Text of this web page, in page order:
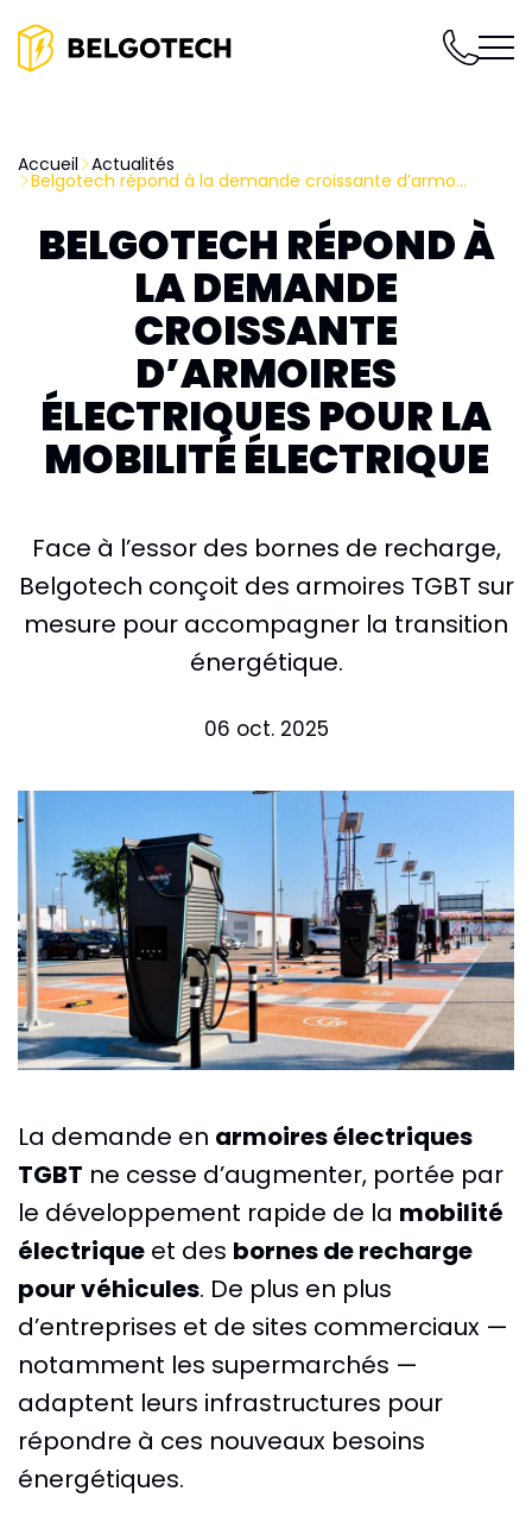
Accueil Actualités
Belgotech répond à la demande croissante d’armo...
BELGOTECH RÉPOND À
LA DEMANDE
CROISSANTE
D’ARMOIRES
ÉLECTRIQUES POUR LA
MOBILITÉ ÉLECTRIQUE
Face à l’essor des bornes de recharge,
Belgotech conçoit des armoires TGBT sur
mesure pour accompagner la transition
énergétique.
06 oct. 2025
La demande en armoires électriques
TGBT ne cesse d’augmenter, portée par
le développement rapide de la mobilité
électrique et des bornes de recharge
pour véhicules. De plus en plus
d’entreprises et de sites commerciaux —
notamment les supermarchés —
adaptent leurs infrastructures pour
répondre à ces nouveaux besoins
énergétiques.